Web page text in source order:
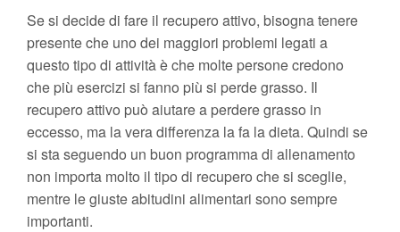
Se si decide di fare il recupero attivo, bisogna tenere
presente che uno dei maggiori problemi legati a
questo tipo di attività è che molte persone credono
che più esercizi si fanno più si perde grasso. Il
recupero attivo può aiutare a perdere grasso in
eccesso, ma la vera differenza la fa la dieta. Quindi se
si sta seguendo un buon programma di allenamento
non importa molto il tipo di recupero che si sceglie,
mentre le giuste abitudini alimentari sono sempre
importanti.